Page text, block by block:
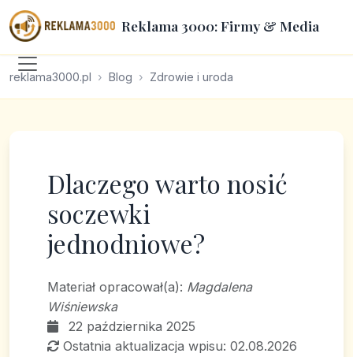
Reklama 3000: Firmy & Media
reklama3000.pl Blog Zdrowie i uroda
Dlaczego warto nosić
soczewki
jednodniowe?
Materiał opracował(a): Magdalena
Wiśniewska
22 października 2025
Ostatnia aktualizacja wpisu: 02.08.2026